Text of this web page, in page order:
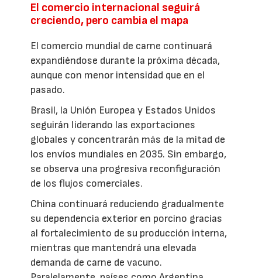
El comercio internacional seguirá
creciendo, pero cambia el mapa
El comercio mundial de carne continuará
expandiéndose durante la próxima década,
aunque con menor intensidad que en el
pasado.
Brasil, la Unión Europea y Estados Unidos
seguirán liderando las exportaciones
globales y concentrarán más de la mitad de
los envíos mundiales en 2035. Sin embargo,
se observa una progresiva reconfiguración
de los flujos comerciales.
China continuará reduciendo gradualmente
su dependencia exterior en porcino gracias
al fortalecimiento de su producción interna,
mientras que mantendrá una elevada
demanda de carne de vacuno.